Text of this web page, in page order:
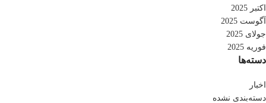
اکتبر 2025
آگوست 2025
جولای 2025
فوریه 2025
دسته‌ها
اخبار
دسته‌بندی نشده